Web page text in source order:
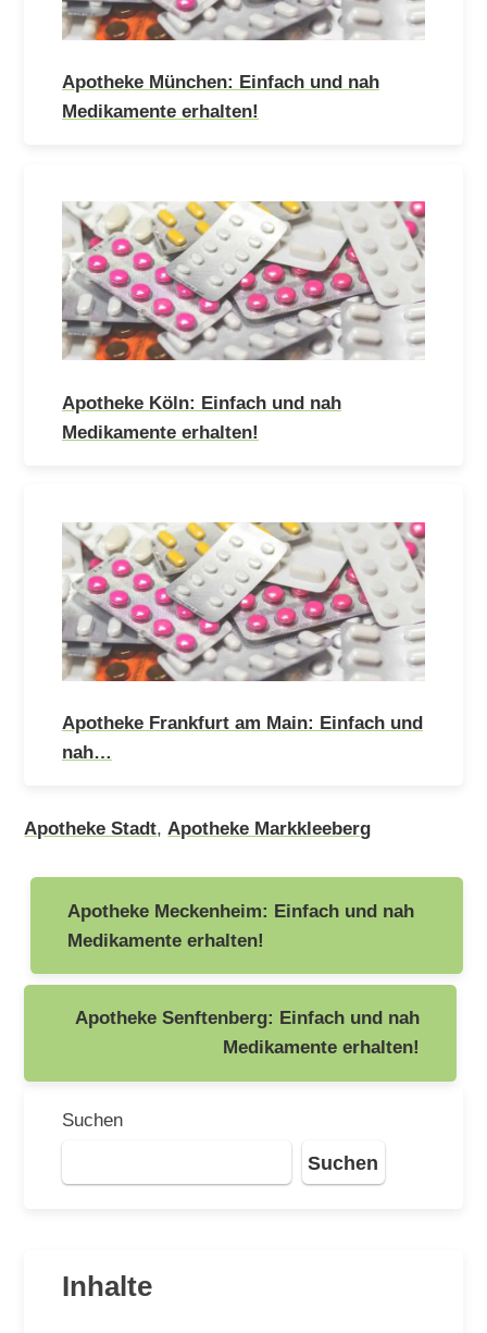
Apotheke München: Einfach und nah
Medikamente erhalten!
Apotheke Köln: Einfach und nah
Medikamente erhalten!
Apotheke Frankfurt am Main: Einfach und
nah…
Apotheke Stadt,Apotheke Markkleeberg
Beitragsnavigation
Apotheke Meckenheim: Einfach und nah
Medikamente erhalten!
Apotheke Senftenberg: Einfach und nah
Medikamente erhalten!
Suchen
Suchen
Inhalte